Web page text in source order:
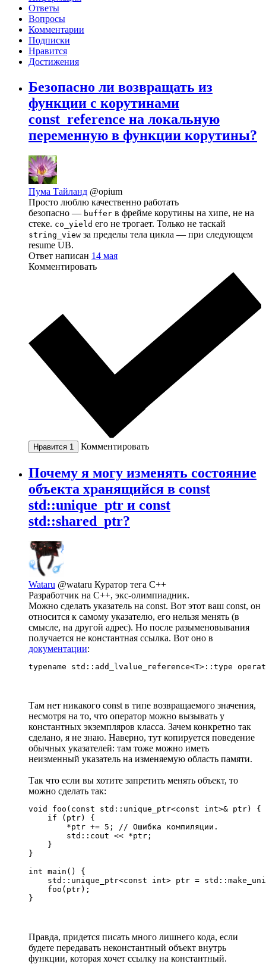
Ответы
Вопросы
Комментарии
Подписки
Нравится
Достижения
Безопасно ли возвращать из
функции с корутинами
const_reference на локальную
переменную в функции корутины?
Пума Тайланд @opium
Просто люблю качественно работать
безопасно — buffer в фрейме корутины на хипе, не на
стеке. co_yield его не трогает. Только не таскай
string_view за пределы тела цикла — при следующем
resume UB.
Ответ написан 14 мая
Комментировать
Нравится 1 Комментировать
Почему я могу изменять состояние
объекта хранящийся в const
std::unique_ptr и const
std::shared_ptr?
Wataru @wataru Куратор тега C++
Разработчик на С++, экс-олимпиадник.
Можно сделать указатель на const. Вот этот ваш const, он
относится к самому указателю, его нельзя менять (в
смысле, на другой адрес). Но после разыменовывания
получается не константная ссылка. Вот оно в
документации:
typename std::add_lvalue_reference<T>::type
Там нет никакого const в типе возвращаемого значения,
несмотря на то, что оператор можно вызывать у
константных экземпляров класса. Зачем конкретно так
сделано, я не знаю. Наверно, тут копируется поведение
обычных указателей: там тоже можно иметь
неизменный указатель на изменяемую область памяти.
Так что если вы хотите запретить менять объект, то
можно сделать так:
void foo(const std::unique_ptr<const int>& ptr) {
    if (ptr) {
        *ptr += 5; // Ошибка компиляции.
        std::cout << *ptr;
    }
}
int main() {
std::unique_ptr<const int> ptr =
    foo(ptr);
}
Правда, придется писать много лишнего кода, если
будете передавать неконстантный объект внутрь
функции, которая хочет ссылку на константный.